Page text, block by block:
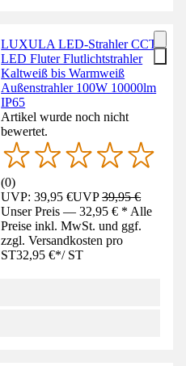
LUXULA LED-Strahler CCT
LED Fluter Flutlichtstrahler
Kaltweiß bis Warmweiß
Außenstrahler 100W 10000lm
IP65
Artikel wurde noch nicht
bewertet.
(0)
UVP: 39,95 €UVP39,95 €
Unser Preis — 32,95 € * Alle
Preise inkl. MwSt. und ggf.
zzgl. Versandkosten pro
ST32,95 €*/ ST